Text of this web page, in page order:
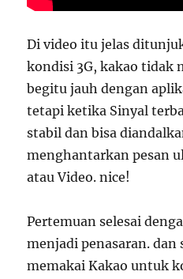
Di video itu jelas
kondisi 3G, kakao tidak
begitu jauh dengan
tetapi ketika Sinyal
stabil dan bisa
menghantarkan pesan
atau Video. nice!
Pertemuan selesai
menjadi penasaran. dan
memakai Kakao untuk